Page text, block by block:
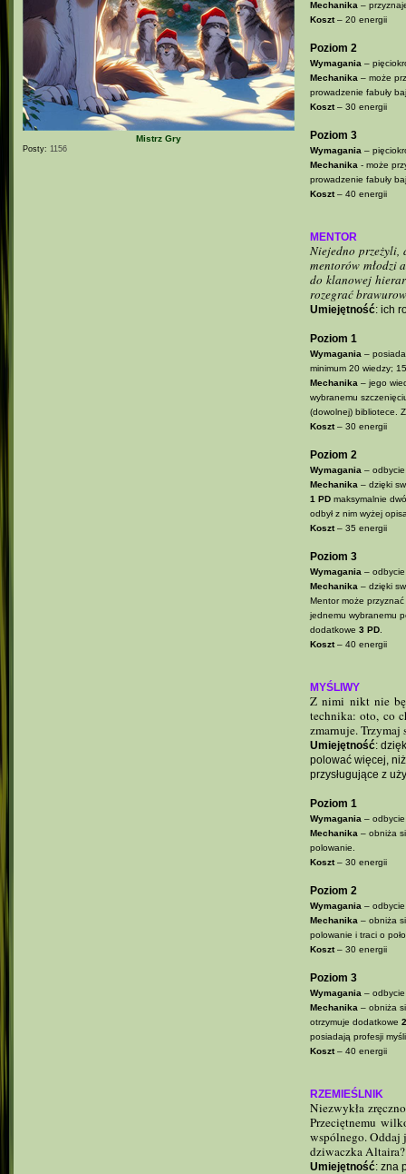
Mistrz Gry
Posty: 1156
Mechanika –
Koszt– 20 energii
Poziom 2
Wymagania –
Mechanika – może
prowadzenie fabuły
Koszt– 30 energii
Poziom 3
Wymagania –
Mechanika - może
prowadzenie fabuły
Koszt– 40 energii
MENTOR
Niejedno przeżyli,
mentorów młodzi
do klanowej
rozegrać
Umiejętność: ich
Poziom 1
Wymagania –
minimum 20 wiedzy;
Mechanika – jego
wybranemu
(dowolnej) bibliotece.
Koszt– 30 energii
Poziom 2
Wymagania –
Mechanika – dzięki
1 PDmaksymalnie
odbył z nim wyżej
Koszt– 35 energii
Poziom 3
Wymagania –
Mechanika – dzięki
Mentor może przyznać
jednemu wybranemu
dodatkowe 3 PD.
Koszt– 40 energii
MYŚLIWY
Z nimi nikt nie
technika: oto, co
zmarnuje. Trzymaj
Umiejętność:
polować więcej,
przysługujące z
Poziom 1
Wymagania –
Mechanika – obniża
polowanie.
Koszt– 30 energii
Poziom 2
Wymagania –
Mechanika – obniża
polowanie i traci o
Koszt– 30 energii
Poziom 3
Wymagania –
Mechanika – obniża
otrzymuje dodatkowe
posiadają profesji
Koszt– 40 energii
RZEMIEŚLNIK
Niezwykła
Przeciętnemu
wspólnego. Oddaj
dziwaczka Altaira?
Umiejętność: zna